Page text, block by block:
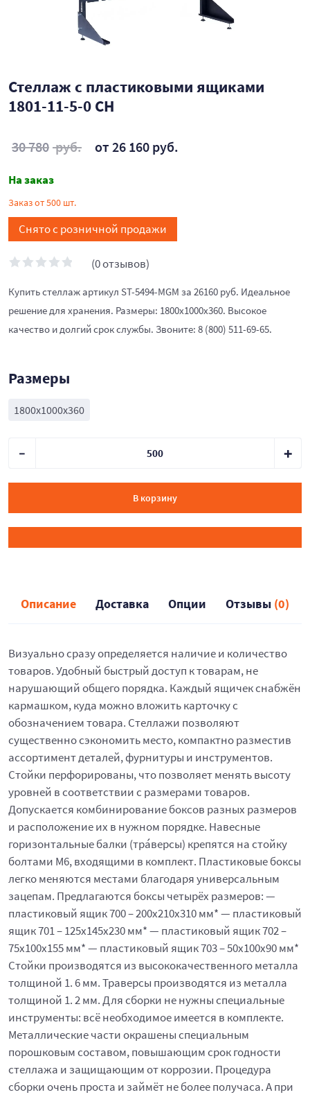
Стеллаж с пластиковыми ящиками
1801-11-5-0 CH
30 780 руб. от 26 160 руб.
На заказ
Заказ от 500 шт.
Снято с розничной продажи
(0 отзывов)
Купить стеллаж артикул ST-5494-MGM за 26160 руб. Идеальное
решение для хранения. Размеры: 1800x1000x360. Высокое
качество и долгий срок службы. Звоните: 8 (800) 511-69-65.
Размеры
1800x1000x360
В корзину
Описание Доставка Опции Отзывы (0)
Визуально сразу определяется наличие и количество
товаров. Удобный быстрый доступ к товарам, не
нарушающий общего порядка. Каждый ящичек снабжён
кармашком, куда можно вложить карточку с
обозначением товара. Стеллажи позволяют
существенно сэкономить место, компактно разместив
ассортимент деталей, фурнитуры и инструментов.
Стойки перфорированы, что позволяет менять высоту
уровней в соответствии с размерами товаров.
Допускается комбинирование боксов разных размеров
и расположение их в нужном порядке. Навесные
горизонтальные балки (тра́версы) крепятся на стойку
болтами М6, входящими в комплект. Пластиковые боксы
легко меняются местами благодаря универсальным
зацепам. Предлагаются боксы четырёх размеров: —
пластиковый ящик 700 – 200x210x310 мм* — пластиковый
ящик 701 – 125x145x230 мм* — пластиковый ящик 702 –
75x100x155 мм* — пластиковый ящик 703 – 50x100x90 мм*
Стойки производятся из высококачественного металла
толщиной 1. 6 мм. Траверсы производятся из металла
толщиной 1. 2 мм. Для сборки не нужны специальные
инструменты: всё необходимое имеется в комплекте.
Металлические части окрашены специальным
порошковым составом, повышающим срок годности
стеллажа и защищающим от коррозии. Процедура
сборки очень проста и займёт не более получаса. А при